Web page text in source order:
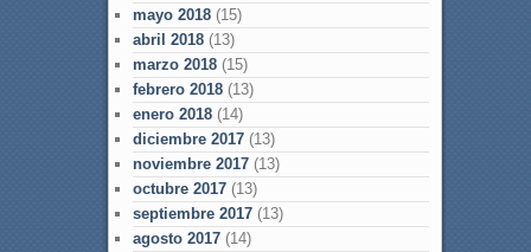
mayo 2018(15)
abril 2018(13)
marzo 2018(15)
febrero 2018(13)
enero 2018(14)
diciembre 2017(13)
noviembre 2017(13)
octubre 2017(13)
septiembre 2017(13)
agosto 2017(14)